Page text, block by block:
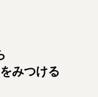
みつける